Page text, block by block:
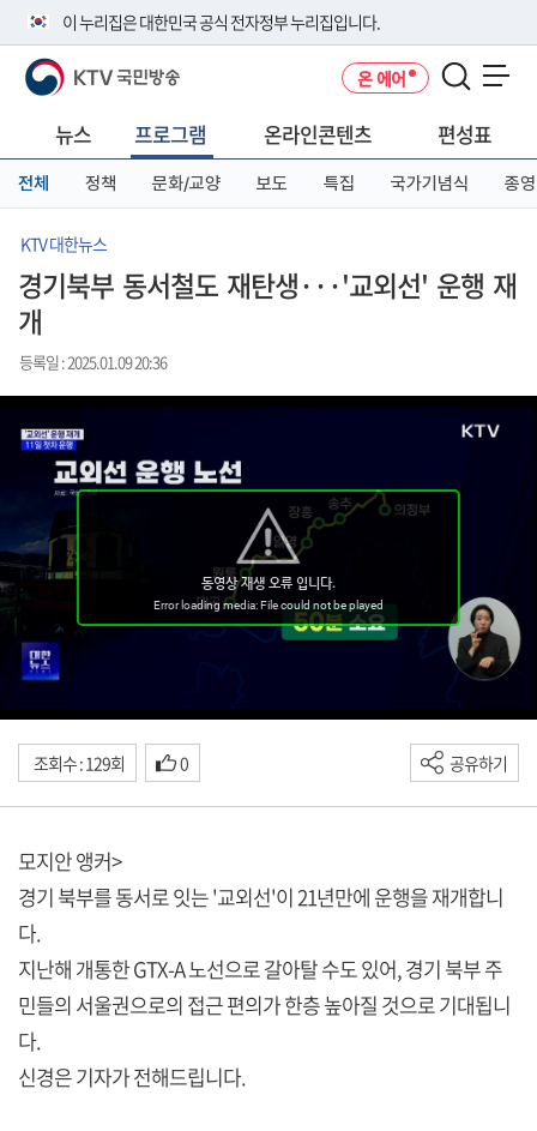
이 누리집은 대한민국 공식 전자정부 누리집입니다.
공식 누리집 주소 확인하기
니다.
이밖에 or.kr 또는 .kr등 다른 도메인 주소를 사용하고 있다면 아래 URL에
서 도메인 주소를 확인해 보세요
KTV 국민방송 온 에어
뉴스 프로그램 온라인콘텐츠 편성표
전체 정책 문화/교양 보도 특집 국가기념식 종영
KTV 대한뉴스
경기북부 동서철도 재탄생···'교외선' 운행 재
개
등록일 : 2025.01.09 20:36
조회수 : 129회 0 공유하기
모지안 앵커>
경기 북부를 동서로 잇는 '교외선'이 21년만에 운행을 재개합니
다.
지난해 개통한 GTX-A 노선으로 갈아탈 수도 있어, 경기 북부 주
민들의 서울권으로의 접근 편의가 한층 높아질 것으로 기대됩니
다.
신경은 기자가 전해드립니다.